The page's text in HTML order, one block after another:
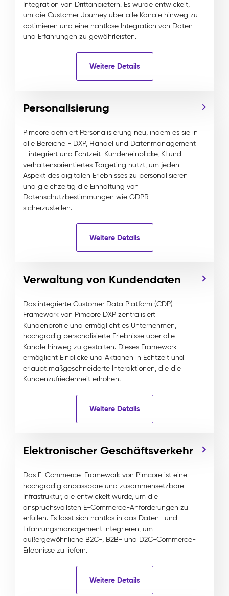
Integration von Drittanbietern. Es wurde entwickelt,
um die Customer Journey über alle Kanäle hinweg zu
optimieren und eine nahtlose Integration von Daten
und Erfahrungen zu gewährleisten.
Weitere Details
Personalisierung
Pimcore definiert Personalisierung neu, indem es sie in
alle Bereiche - DXP, Handel und Datenmanagement
- integriert und Echtzeit-Kundeneinblicke, KI und
verhaltensorientiertes Targeting nutzt, um jeden
Aspekt des digitalen Erlebnisses zu personalisieren
und gleichzeitig die Einhaltung von
Datenschutzbestimmungen wie GDPR
sicherzustellen.
Weitere Details
Verwaltung von Kundendaten
Das integrierte Customer Data Platform (CDP)
Framework von Pimcore DXP zentralisiert
Kundenprofile und ermöglicht es Unternehmen,
hochgradig personalisierte Erlebnisse über alle
Kanäle hinweg zu gestalten. Dieses Framework
ermöglicht Einblicke und Aktionen in Echtzeit und
erlaubt maßgeschneiderte Interaktionen, die die
Kundenzufriedenheit erhöhen.
Weitere Details
Elektronischer Geschäftsverkehr
Das E-Commerce-Framework von Pimcore ist eine
hochgradig anpassbare und zusammensetzbare
Infrastruktur, die entwickelt wurde, um die
anspruchsvollsten E-Commerce-Anforderungen zu
erfüllen. Es lässt sich nahtlos in das Daten- und
Erfahrungsmanagement integrieren, um
außergewöhnliche B2C-, B2B- und D2C-Commerce-
Erlebnisse zu liefern.
Weitere Details